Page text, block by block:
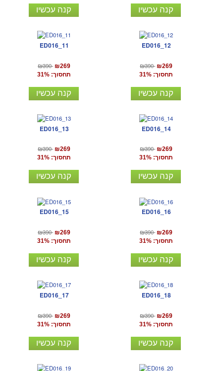
קנה עכשיו קנה עכשיו
ED016_11
₪390 ₪269
תחסוך: 31%
קנה עכשיו
ED016_12
₪390 ₪269
תחסוך: 31%
קנה עכשיו
ED016_13
₪390 ₪269
תחסוך: 31%
קנה עכשיו
ED016_14
₪390 ₪269
תחסוך: 31%
קנה עכשיו
ED016_15
₪390 ₪269
תחסוך: 31%
קנה עכשיו
ED016_16
₪390 ₪269
תחסוך: 31%
קנה עכשיו
ED016_17
₪390 ₪269
תחסוך: 31%
קנה עכשיו
ED016_18
₪390 ₪269
תחסוך: 31%
קנה עכשיו